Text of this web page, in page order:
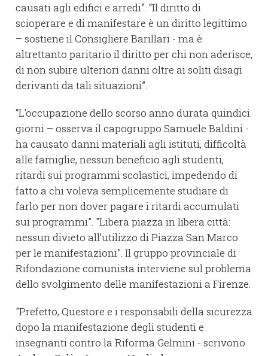
causati agli edifici e arredi". “Il diritto di
scioperare e di manifestare è un diritto legittimo
– sostiene il Consigliere Barillari - ma è
altrettanto paritario il diritto per chi non aderisce,
di non subire ulteriori danni oltre ai soliti disagi
derivanti da tali situazioni”.
“L'occupazione dello scorso anno durata quindici
giorni – osserva il capogruppo Samuele Baldini -
ha causato danni materiali agli istituti, difficoltà
alle famiglie, nessun beneficio agli studenti,
ritardi sui programmi scolastici, impedendo di
fatto a chi voleva semplicemente studiare di
farlo per non dover pagare i ritardi accumulati
sui programmi”. "Libera piazza in libera città:
nessun divieto all’utilizzo di Piazza San Marco
per le manifestazioni". Il gruppo provinciale di
Rifondazione comunista interviene sul problema
dello svolgimento delle manifestazioni a Firenze.
"Prefetto, Questore e i responsabili della sicurezza
dopo la manifestazione degli studenti e
insegnanti contro la Riforma Gelmini - scrivono